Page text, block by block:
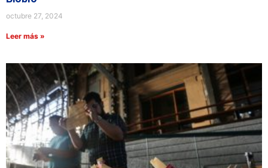
octubre 27, 2024
Leer más »